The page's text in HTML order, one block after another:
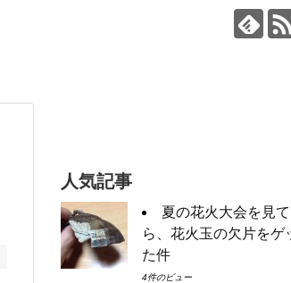
人気記事
夏の花火大会を見
ら、花火玉の欠片をゲ
た件
4件のビュー